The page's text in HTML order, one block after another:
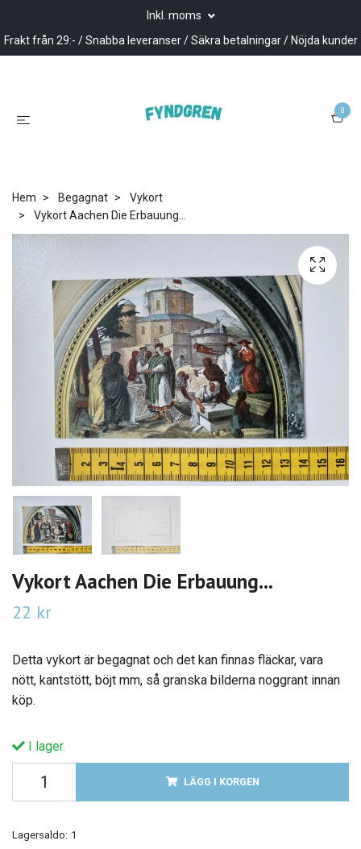
Inkl. moms
Frakt från 29:- / Snabba leveranser / Säkra betalningar / Nöjda kunder
0
Hem Begagnat
Vykort
Vykort Aachen Die Erbauung...
Vykort Aachen Die Erbauung...
22 kr
Detta vykort är begagnat och det kan finnas fläckar, vara
nött, kantstött, böjt mm, så granska bilderna noggrant innan
köp.
I lager.
LÄGG I KORGEN
Lagersaldo: 1